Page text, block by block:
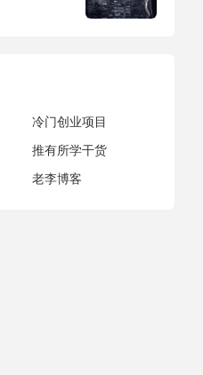
冷门创业项目
推有所学干货
老李博客